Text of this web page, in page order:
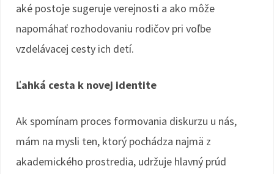
aké postoje sugeruje verejnosti a ako môže
napomáhať rozhodovaniu rodičov pri voľbe
vzdelávacej cesty ich detí.
Ľahká cesta k novej identite
Ak spomínam proces formovania diskurzu u nás,
mám na mysli ten, ktorý pochádza najmä z
akademického prostredia, udržuje hlavný prúd